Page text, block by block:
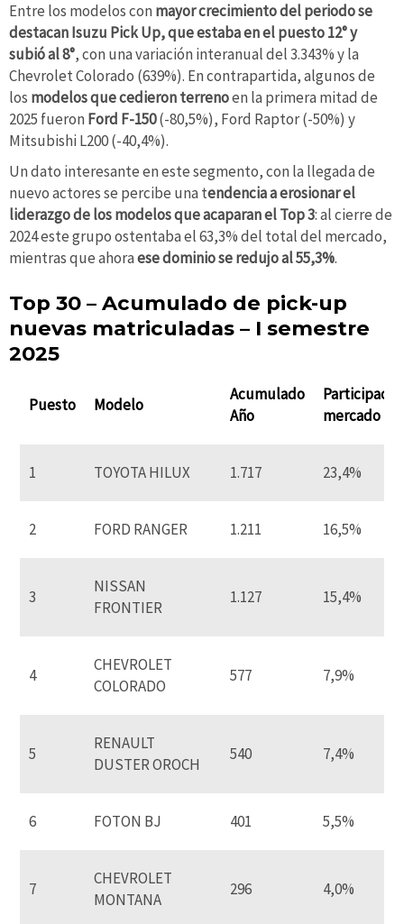
Entre los modelos con mayor crecimiento del periodo se
destacan Isuzu Pick Up, que estaba en el puesto 12° y
subió al 8°, con una variación interanual del 3.343% y la
Chevrolet Colorado (639%). En contrapartida, algunos de
los modelos que cedieron terrenoen la primera mitad de
2025 fueron Ford F-150(-80,5%), Ford Raptor (-50%) y
Mitsubishi L200 (-40,4%).
Un dato interesante en este segmento, con la llegada de
nuevo actores se percibe una tendencia a erosionar el
liderazgo de los modelos que acaparan el Top 3: al cierre de
2024 este grupo ostentaba el 63,3% del total del mercado,
mientras que ahoraese dominio se redujo al 55,3%.
Top 30 – Acumulado de pick-up
nuevas matriculadas – I semestre
2025
Puesto Modelo
Acumulado
Año
mercado
1 TOYOTA HILUX 1.717 23,4%
2 FORD RANGER 1.211 16,5%
3
NISSAN
FRONTIER
1.127 15,4%
4
CHEVROLET
COLORADO
577 7,9%
5
RENAULT
DUSTER OROCH
540 7,4%
6 FOTON BJ 401 5,5%
7
CHEVROLET
MONTANA
296 4,0%